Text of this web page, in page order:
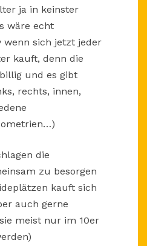
ja in keinster
wäre echt
wenn sich jetzt jeder
kauft, denn die
und es gibt
rechts, innen,
die
zu besorgen
kauft sich
auch gerne
meist nur im 10er